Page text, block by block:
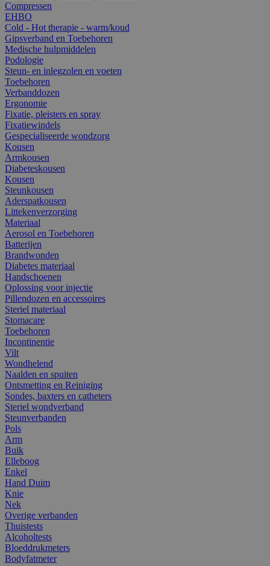
Compressen
EHBO
Cold - Hot therapie - warm/koud
Gipsverband en Toebehoren
Medische hulpmiddelen
Podologie
Steun- en inlegzolen en voeten
Toebehoren
Verbanddozen
Ergonomie
Fixatie, pleisters en spray
Fixatiewindels
Gespecialiseerde wondzorg
Kousen
Armkousen
Diabeteskousen
Kousen
Steunkousen
Aderspatkousen
Littekenverzorging
Materiaal
Aerosol en Toebehoren
Batterijen
Brandwonden
Diabetes materiaal
Handschoenen
Oplossing voor injectie
Pillendozen en accessoires
Steriel materiaal
Stomacare
Toebehoren
Incontinentie
Vilt
Wondhelend
Naalden en spuiten
Ontsmetting en Reiniging
Sondes, baxters en catheters
Steriel wondverband
Steunverbanden
Pols
Arm
Buik
Elleboog
Enkel
Hand Duim
Knie
Nek
Overige verbanden
Thuistests
Alcoholtests
Bloeddrukmeters
Bodyfatmeter